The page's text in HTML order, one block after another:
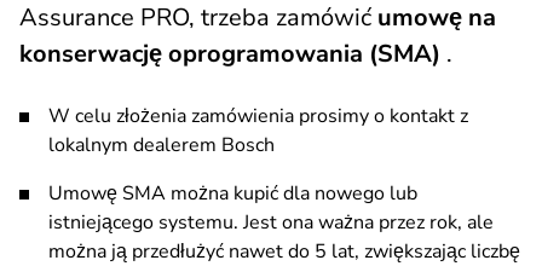
Assurance PRO, trzeba zamówić umowę na
konserwację oprogramowania (SMA) .
W celu złożenia zamówienia prosimy o kontakt z
lokalnym dealerem Bosch
Umowę SMA można kupić dla nowego lub
istniejącego systemu. Jest ona ważna przez rok, ale
można ją przedłużyć nawet do 5 lat, zwiększając liczbę